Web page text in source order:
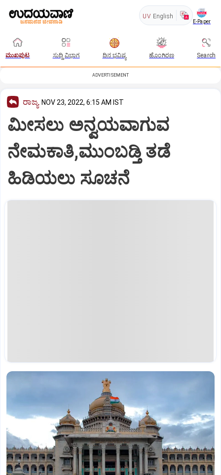
UV English
E-Paper
ಮುಖಪುಟ ಸುದ್ದಿ ವಿಭಾಗ ದಿನ ಭವಿಷ್ಯ ಹೊಂಗಿರಣ Search
ADVERTISEMENT
ರಾಜ್ಯ NOV 23, 2022, 6:15 AM IST
ಮೀಸಲು ಅನ್ವಯವಾಗುವ
ನೇಮಕಾತಿ,ಮುಂಬಡ್ತಿ ತಡೆ
ಹಿಡಿಯಲು ಸೂಚನೆ